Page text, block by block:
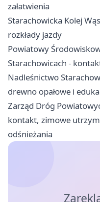
załatwienia
Starachowicka Kolej
rozkłady jazdy
Powiatowy
Starachowicach -
Nadleśnictwo
drewno opałowe i
Zarząd Dróg
kontakt, zimowe
odśnieżania